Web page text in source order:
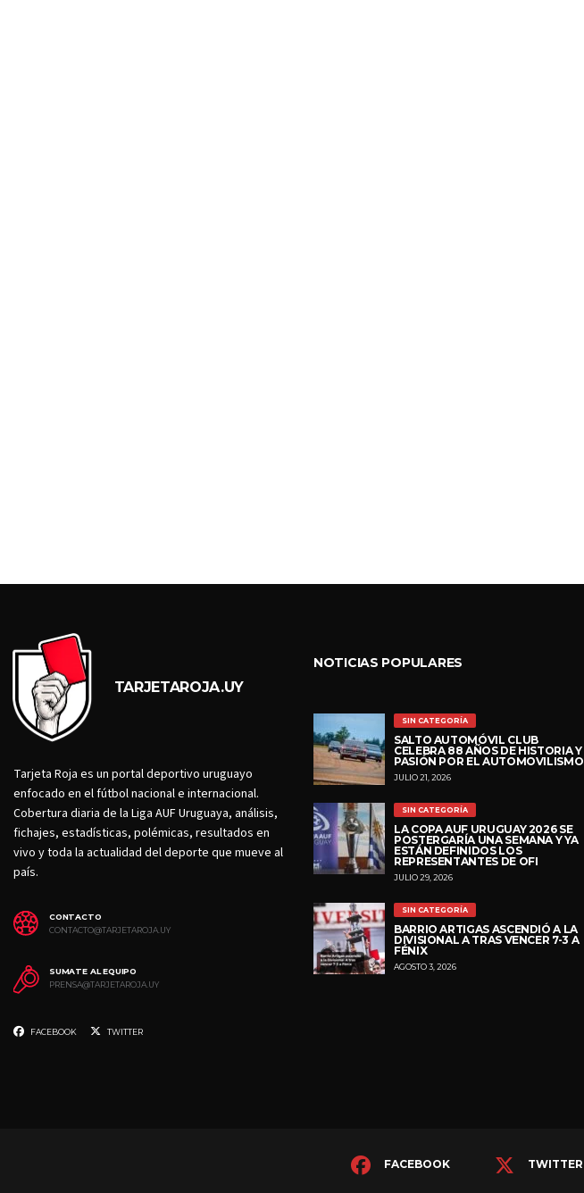
TARJETAROJA.UY
Tarjeta Roja es un portal deportivo uruguayo
enfocado en el fútbol nacional e internacional.
Cobertura diaria de la Liga AUF Uruguaya, análisis,
fichajes, estadísticas, polémicas, resultados en
vivo y toda la actualidad del deporte que mueve al
país.
CONTACTO
CONTACTO@TARJETAROJA.UY
SUMATE AL EQUIPO
PRENSA@TARJETAROJA.UY
FACEBOOK TWITTER
NOTICIAS POPULARES
SIN CATEGORÍA
SALTO AUTOMÓVIL CLUB
CELEBRA 88 AÑOS DE HISTORIA Y
PASIÓN POR EL AUTOMOVILISMO
JULIO 21, 2026
SIN CATEGORÍA
LA COPA AUF URUGUAY 2026 SE
POSTERGARÍA UNA SEMANA Y YA
ESTÁN DEFINIDOS LOS
REPRESENTANTES DE OFI
JULIO 29, 2026
SIN CATEGORÍA
BARRIO ARTIGAS ASCENDIÓ A LA
DIVISIONAL A TRAS VENCER 7-3 A
FÉNIX
AGOSTO 3, 2026
FACEBOOK TWITTER